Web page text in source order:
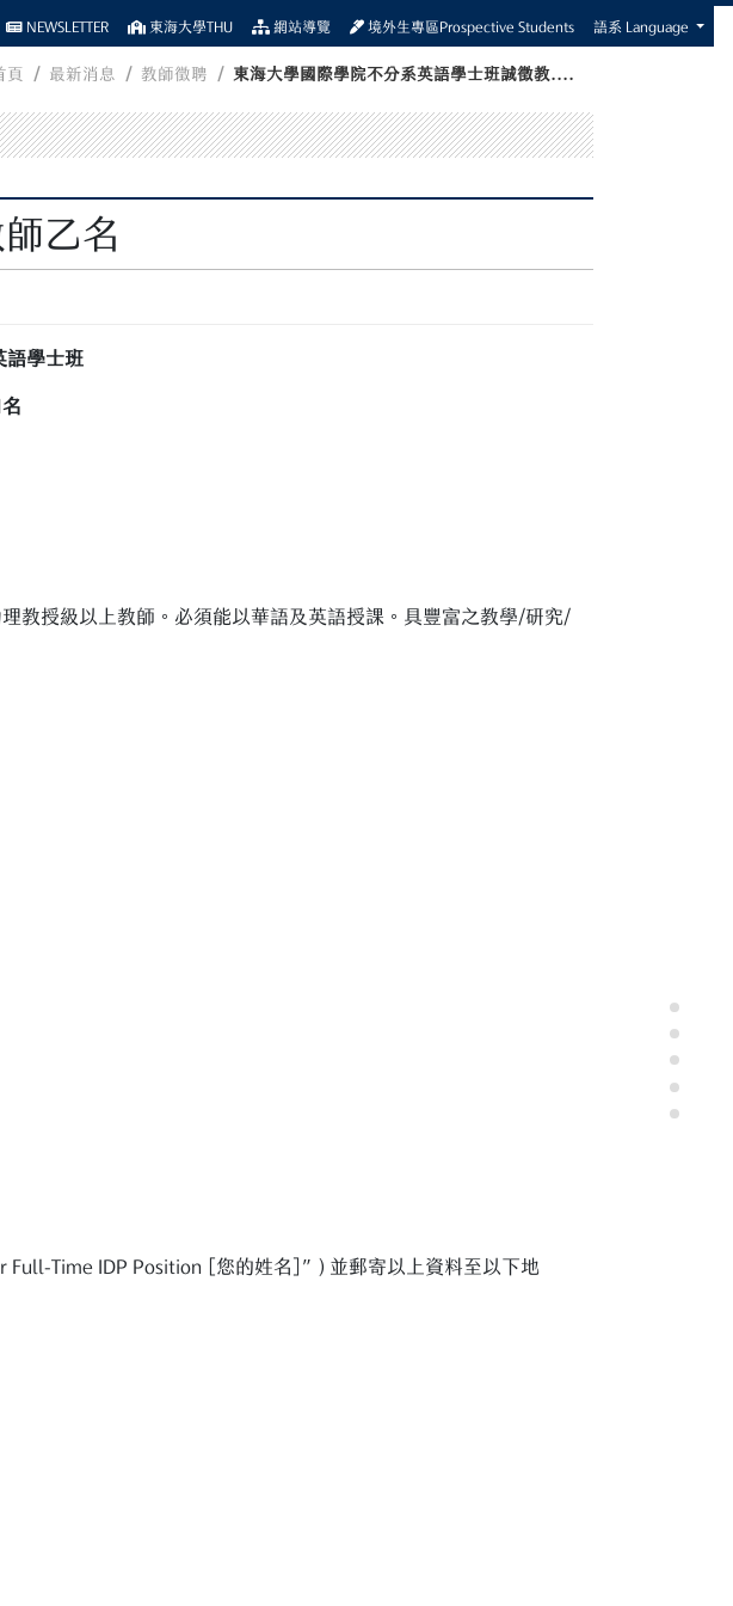
NEWSLETTER 東海大學THU 網站導覽 境外生專區Prospective Students 語系 Language
頁 最新消息 教師徵聘 東海大學國際學院不分系英語學士班誠徵教....
乙名
語學士班
名
教授級以上教師。必須能以華語及英語授課。具豐富之教學/研究/
Time IDP Position [您的姓名]” ) 並郵寄以上資料至以下地